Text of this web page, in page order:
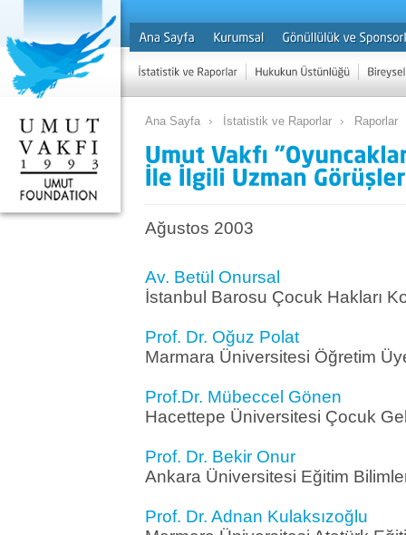
Ana Sayfa İstatistik ve Raporlar Raporlar
Ağustos 2003
Av. Betül Onursal
İstanbul Barosu Çocuk Hakları
Prof. Dr. Oğuz Polat
Marmara Üniversitesi Öğretim
Prof.Dr. Mübeccel Gönen
Hacettepe Üniversitesi Çocuk
Prof. Dr. Bekir Onur
Ankara Üniversitesi Eğitim
Prof. Dr. Adnan Kulaksızoğlu